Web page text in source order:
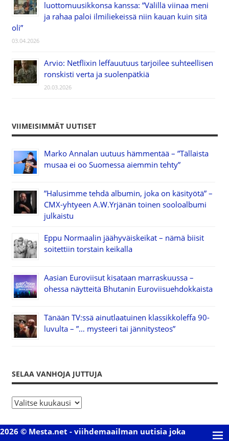
luottomuusikkonsa kanssa: ”Välillä viinaa meni
ja rahaa paloi ilmiliekeissä niin kauan kuin sitä
oli”
03.04.2026
Arvio: Netflixin leffauutuus tarjoilee suhteellisen
ronskisti verta ja suolenpätkiä
20.03.2026
VIIMEISIMMÄT UUTISET
Marko Annalan uutuus hämmentää – ”Tällaista
musaa ei oo Suomessa aiemmin tehty”
”Halusimme tehdä albumin, joka on käsityötä” –
CMX-yhtyeen A.W.Yrjänän toinen sooloalbumi
julkaistu
Eppu Normaalin jäähyväiskeikat – nämä biisit
soitettiin torstain keikalla
Aasian Euroviisut kisataan marraskuussa –
ohessa näytteitä Bhutanin Euroviisuehdokkaista
Tänään TV:ssä ainutlaatuinen klassikkoleffa 90-
luvulta – ”… mysteeri tai jännitysteos”
SELAA VANHOJA JUTTUJA
S
l
2026 © Mesta.net - viihdemaailman uutisia joka